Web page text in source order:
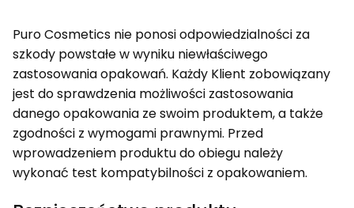
Puro Cosmetics nie ponosi odpowiedzialności za
szkody powstałe w wyniku niewłaściwego
zastosowania opakowań. Każdy Klient zobowiązany
jest do sprawdzenia możliwości zastosowania
danego opakowania ze swoim produktem, a także
zgodności z wymogami prawnymi. Przed
wprowadzeniem produktu do obiegu należy
wykonać test kompatybilności z opakowaniem.